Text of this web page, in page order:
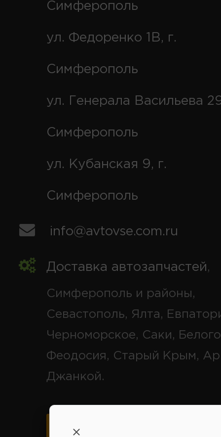
Симферополь
ул. Федоренко 1В, г.
Симферополь
ул. Генерала Васильева
Симферополь
ул. Кубанская 9, г.
Симферополь
info@avtovse.com.ru
Доставка автозапчастей,
Симферополь и районы,
Севастополь, Ялта,
Черноморское, Саки,
Феодосия, Старый Крым,
Джанкой.
Карта схема проезда